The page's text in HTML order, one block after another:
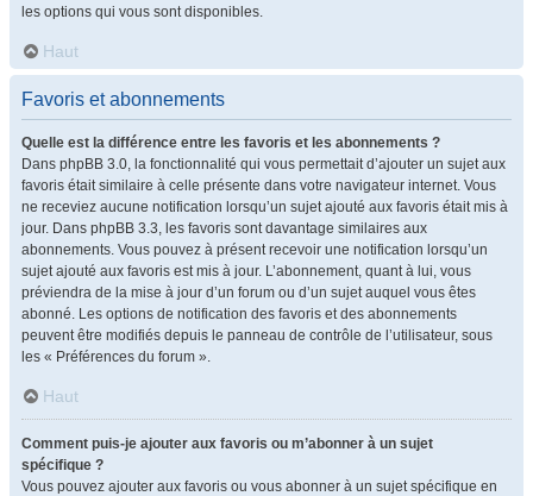
les options qui vous sont disponibles.
Haut
Favoris et abonnements
Quelle est la différence entre les favoris et les abonnements ?
Dans phpBB 3.0, la fonctionnalité qui vous permettait d’ajouter un sujet aux
favoris était similaire à celle présente dans votre navigateur internet. Vous
ne receviez aucune notification lorsqu’un sujet ajouté aux favoris était mis à
jour. Dans phpBB 3.3, les favoris sont davantage similaires aux
abonnements. Vous pouvez à présent recevoir une notification lorsqu’un
sujet ajouté aux favoris est mis à jour. L’abonnement, quant à lui, vous
préviendra de la mise à jour d’un forum ou d’un sujet auquel vous êtes
abonné. Les options de notification des favoris et des abonnements
peuvent être modifiés depuis le panneau de contrôle de l’utilisateur, sous
les « Préférences du forum ».
Haut
Comment puis-je ajouter aux favoris ou m’abonner à un sujet
spécifique ?
Vous pouvez ajouter aux favoris ou vous abonner à un sujet spécifique en